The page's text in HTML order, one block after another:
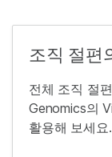
조직 절편
전체 조직 절
Genomics의
활용해 보세요.